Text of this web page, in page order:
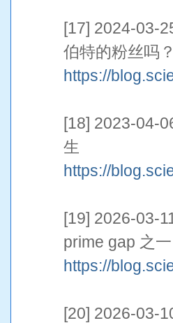
[17] 2024-03-
伯特的粉丝吗？
https://
[18] 2023-04-
生
https://
[19] 2026-03-
prime gap 之一
https://
[20] 2026-03-